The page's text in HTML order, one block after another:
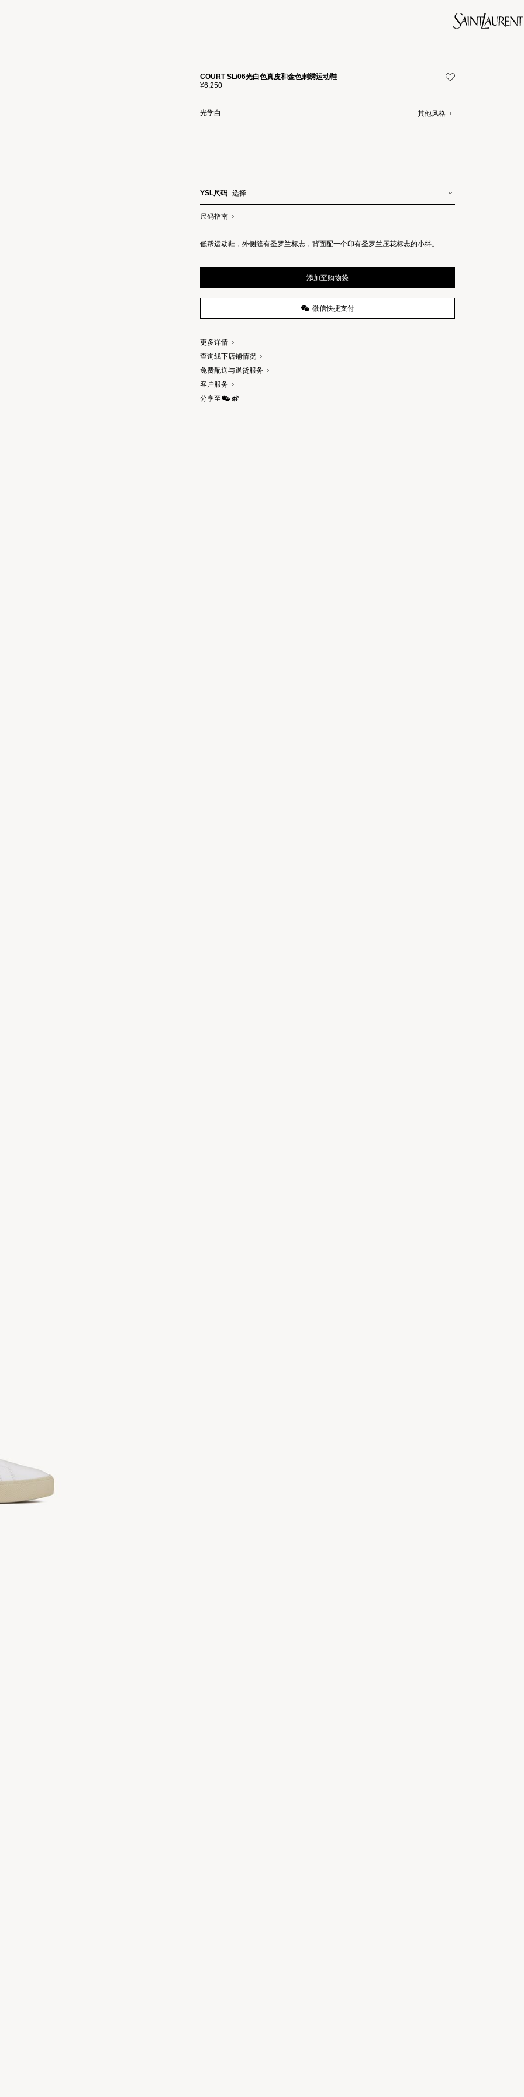
COURT SL/06光白色真皮和金色刺绣运动鞋
¥6,250
光学白 其他风格
YSL尺码 选择
尺码指南
低帮运动鞋，外侧缝有圣罗兰标志，背面配一个印有圣罗兰压花标志的小绊。
添加至购物袋
微信快捷支付
更多详情
查询线下店铺情况
免费配送与退货服务
客户服务
分享至